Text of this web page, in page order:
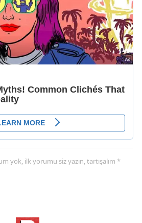
yok, ilk yorumu siz yazın, tartışalım *